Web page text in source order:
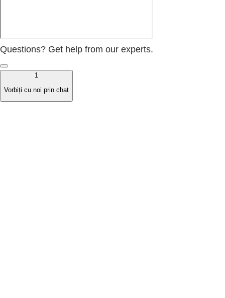
Questions? Get help from our experts.
1
Vorbiți cu noi prin chat